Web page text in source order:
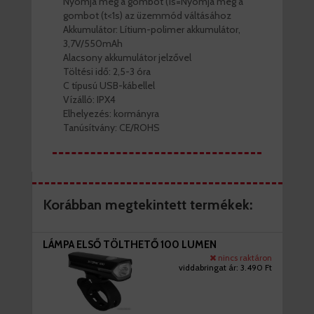
gombot (t<1s) az üzemmód váltásához
Akkumulátor: Lítium-polimer akkumulátor,
3,7V/550mAh
Alacsony akkumulátor jelzővel
Töltési idő: 2,5-3 óra
C típusú USB-kábellel
Vízálló: IPX4
Elhelyezés: kormányra
Tanúsítvány: CE/ROHS
Korábban megtekintett termékek:
LÁMPA ELSŐ TÖLTHETŐ 100 LUMEN
nincs raktáron
viddabringat ár: 3.490 Ft